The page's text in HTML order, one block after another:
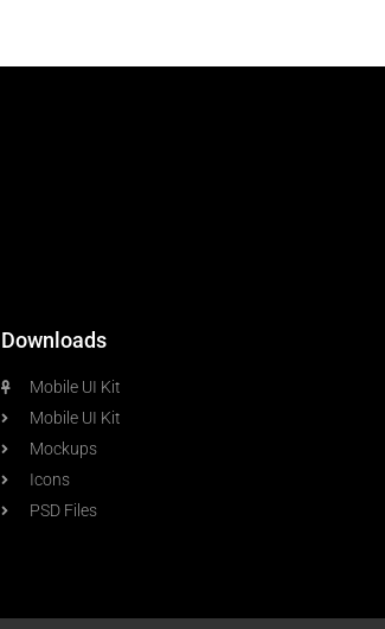
Downloads
Mobile UI Kit
Mobile UI Kit
Mockups
Icons
PSD Files